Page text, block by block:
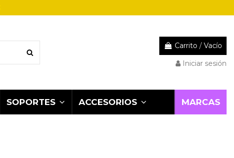
Carrito / Vacío
Iniciar sesión
SOPORTES ACCESORIOS MARCAS